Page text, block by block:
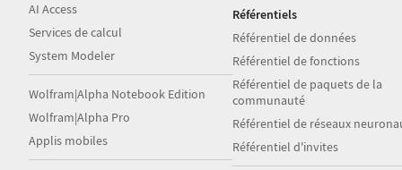
AI Access
Services de calcul
System Modeler
Wolfram|Alpha Notebook Edition
Wolfram|Alpha Pro
Applis mobiles
Référentiels
Référentiel de données
Référentiel de fonctions
Référentiel de paquets de la
communauté
Référentiel de réseaux
Référentiel d'invites